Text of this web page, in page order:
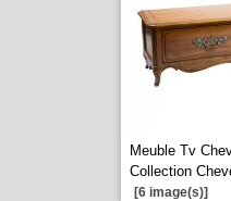
Meuble Tv
Collection
[6 image(s)]